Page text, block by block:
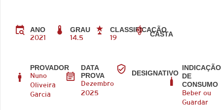
ANO
2021
GRAU
14.5
CLASSIFICAÇÃO
19
CASTA
PROVADOR
Nuno
Oliveira
Garcia
DATA
PROVA
Dezembro
2025
DESIGNATIVO
INDICAÇÃO
DE
CONSUMO
Beber ou
Guardar